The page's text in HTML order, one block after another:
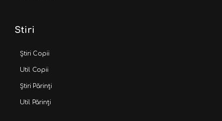
Stiri
Știri Copii
Util Copii
Știri Părinți
Util Părinți